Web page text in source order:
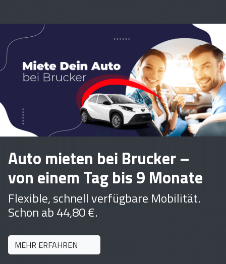
Auto mieten bei Brucker –
von einem Tag bis 9 Monate
Flexible, schnell verfügbare Mobilität.
Schon ab 44,80 €.
MEHR ERFAHREN